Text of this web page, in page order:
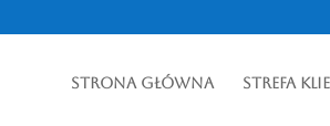
Strona główna Strefa